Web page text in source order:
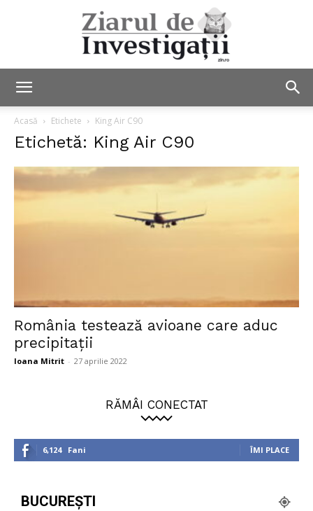
Investigații
Acasă Etichete King Air C90
Etichetă: King Air C90
România testează avioane care aduc
precipitații
Ioana Mitrit - 27 aprilie 2022
RĂMÂI CONECTAT
6,124 Fani ÎMI PLACE
BUCUREȘTI